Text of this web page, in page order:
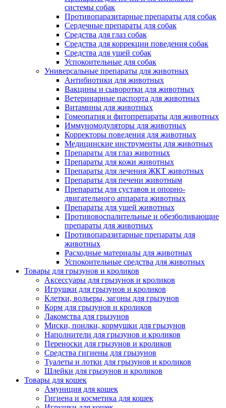
системы собак
Противопаразитарные препараты для собак
Сердечные препараты для собак
Средства для глаз собак
Средства для коррекции поведения собак
Средства для ушей собак
Успокоительные для собак
Универсальные препараты для животных
Антибиотики для животных
Вакцины и сыворотки для животных
Ветеринарные паспорта для животных
Витамины для животных
Гомеопатия и фитопрепараты для животных
Иммуномодуляторы для животных
Корректоры поведения для животных
Медицинские инструменты для животных
Препараты для глаз животных
Препараты для кожи животных
Препараты для лечения ЖКТ животных
Препараты для печени животным
Препараты для суставов и опорно-
двигательного аппарата животных
Препараты для ушей животных
Противовоспалительные и обезболивающие
препараты для животных
Противопаразитарные препараты для
животных
Расходные материалы для животных
Успокоительные средства для животных
Товары для грызунов и кроликов
Аксессуары для грызунов и кроликов
Игрушки для грызунов и кроликов
Клетки, вольеры, загоны для грызунов
Корм для грызунов и кроликов
Лакомства для грызунов
Миски, поилки, кормушки для грызунов
Наполнители для грызунов и кроликов
Переноски для грызунов и кроликов
Средства гигиены для грызунов
Туалеты и лотки для грызунов и кроликов
Шлейки для грызунов и кроликов
Товары для кошек
Амуниция для кошек
Гигиена и косметика для кошек